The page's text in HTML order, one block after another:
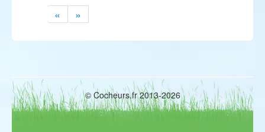
« »
© Cocheurs.fr 2013-2026